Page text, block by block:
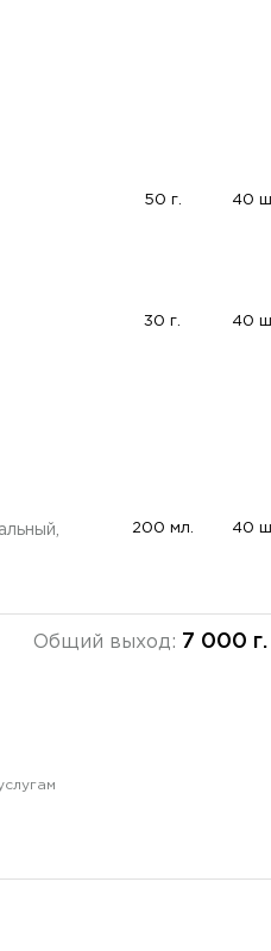
50 г. 40
30 г. 40
200 мл. 40
Общий выход: 7 000 г.